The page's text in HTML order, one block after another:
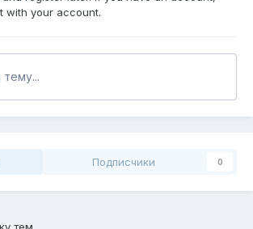
with your account.
Подписчики 0